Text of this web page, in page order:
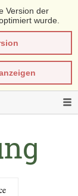
Version der
wurde.